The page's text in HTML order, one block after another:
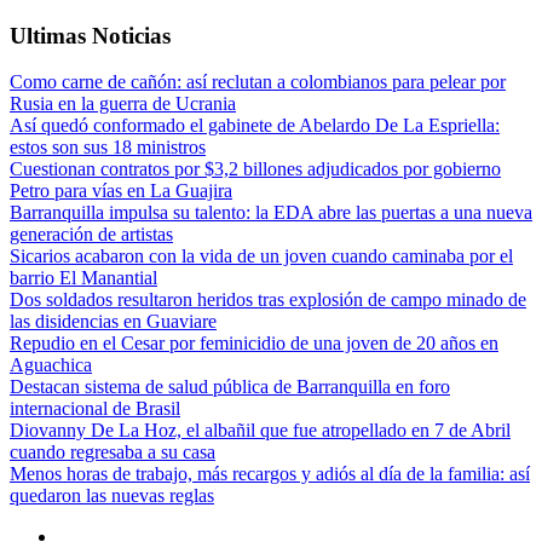
Ultimas Noticias
Como carne de cañón: así reclutan a colombianos para pelear por
Rusia en la guerra de Ucrania
Así quedó conformado el gabinete de Abelardo De La Espriella:
estos son sus 18 ministros
Cuestionan contratos por $3,2 billones adjudicados por gobierno
Petro para vías en La Guajira
Barranquilla impulsa su talento: la EDA abre las puertas a una nueva
generación de artistas
Sicarios acabaron con la vida de un joven cuando caminaba por el
barrio El Manantial
Dos soldados resultaron heridos tras explosión de campo minado de
las disidencias en Guaviare
Repudio en el Cesar por feminicidio de una joven de 20 años en
Aguachica
Destacan sistema de salud pública de Barranquilla en foro
internacional de Brasil
Diovanny De La Hoz, el albañil que fue atropellado en 7 de Abril
cuando regresaba a su casa
Menos horas de trabajo, más recargos y adiós al día de la familia: así
quedaron las nuevas reglas